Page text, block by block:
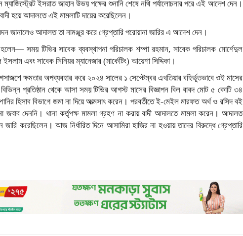
ইসরাত জাহান উভয় পক্ষের শুনানি শেষে নথি পর্যালোচনার পরে এই আদেশ দেন।
হয়ে আদালতে এই মামলাটি দায়ের করেছিলেন।
জানালেও আদালত তা নামঞ্জুর করে গ্রেপ্তারি পরোয়ানা জারির এ আদেশ দেন।
সময় টিভির সাবেক ব্যবস্থাপনা পরিচালক শম্পা রহমান, সাবেক পরিচালক মোর্শেদুল
এবং সাবেক সিনিয়র ম্যানেজার (মার্কেটিং) আয়েশা সিদ্দিকা।
ক্ষমতার অপব্যবহার করে ২০২৪ সালের ১ সেপ্টেম্বর এখতিয়ার বহির্ভূতভাবে ওই মাসের
প্রতিষ্ঠান থেকে আসা সময় টিভির আগস্ট মাসের বিজ্ঞাপন বিল বাবদ মোট ৫ কোটি ৩৪
হিসাব বিভাগে জমা না দিয়ে আত্মসাৎ করেন। পরবর্তীতে ই-মেইল মারফত অর্থ ও রসিদ বই
জবাব দেননি। থানা কর্তৃপক্ষ মামলা গ্রহণ না করায় বাদী আদালতে মামলা করেন। আদালত
করেছিলেন। আজ নির্ধারিত দিনে আসামিরা হাজির না হওয়ায় তাদের বিরুদ্ধে গ্রেপ্তারি